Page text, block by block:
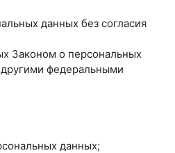
данных без согласия
Законом о персональных
федеральными
данных;